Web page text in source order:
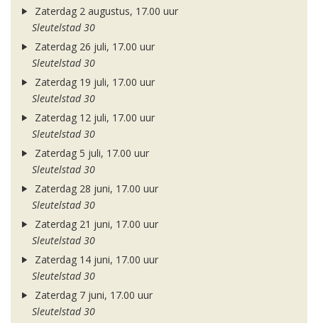
Zaterdag 2 augustus, 17.00 uur
Sleutelstad 30
Zaterdag 26 juli, 17.00 uur
Sleutelstad 30
Zaterdag 19 juli, 17.00 uur
Sleutelstad 30
Zaterdag 12 juli, 17.00 uur
Sleutelstad 30
Zaterdag 5 juli, 17.00 uur
Sleutelstad 30
Zaterdag 28 juni, 17.00 uur
Sleutelstad 30
Zaterdag 21 juni, 17.00 uur
Sleutelstad 30
Zaterdag 14 juni, 17.00 uur
Sleutelstad 30
Zaterdag 7 juni, 17.00 uur
Sleutelstad 30